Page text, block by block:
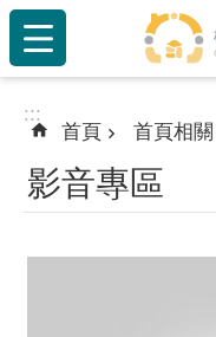
跳到主要內容區塊
:::
:::
首頁 首頁相關
影音專區